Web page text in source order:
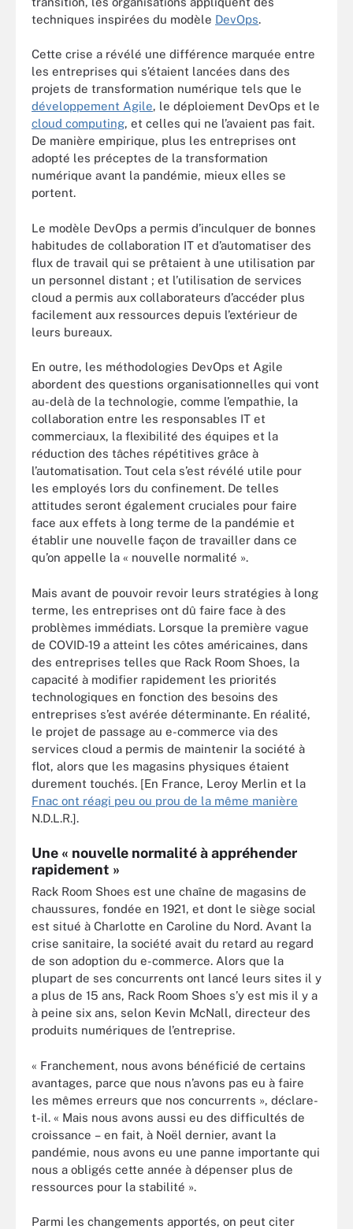
techniques inspirées du modèle DevOps.
Cette crise a révélé une différence marquée entre
les entreprises qui s’étaient lancées dans des
projets de transformation numérique tels que le
développement Agile, le déploiement DevOps et le
cloud computing, et celles qui ne l’avaient pas fait.
De manière empirique, plus les entreprises ont
adopté les préceptes de la transformation
numérique avant la pandémie, mieux elles se
portent.
Le modèle DevOps a permis d’inculquer de bonnes
habitudes de collaboration IT et d’automatiser des
flux de travail qui se prêtaient à une utilisation par
un personnel distant ; et l’utilisation de services
cloud a permis aux collaborateurs d’accéder plus
facilement aux ressources depuis l’extérieur de
leurs bureaux.
En outre, les méthodologies DevOps et Agile
abordent des questions organisationnelles qui vont
au-delà de la technologie, comme l’empathie, la
collaboration entre les responsables IT et
commerciaux, la flexibilité des équipes et la
réduction des tâches répétitives grâce à
l’automatisation. Tout cela s’est révélé utile pour
les employés lors du confinement. De telles
attitudes seront également cruciales pour faire
face aux effets à long terme de la pandémie et
établir une nouvelle façon de travailler dans ce
qu’on appelle la « nouvelle normalité ».
Mais avant de pouvoir revoir leurs stratégies à long
terme, les entreprises ont dû faire face à des
problèmes immédiats. Lorsque la première vague
de COVID-19 a atteint les côtes américaines, dans
des entreprises telles que Rack Room Shoes, la
capacité à modifier rapidement les priorités
technologiques en fonction des besoins des
entreprises s’est avérée déterminante. En réalité,
le projet de passage au e-commerce via des
services cloud a permis de maintenir la société à
flot, alors que les magasins physiques étaient
durement touchés. [En France, Leroy Merlin et la
Fnac ont réagi peu ou prou de la même manière
N.D.L.R.].
Une « nouvelle normalité à appréhender
rapidement »
Rack Room Shoes est une chaîne de magasins de
chaussures, fondée en 1921, et dont le siège social
est situé à Charlotte en Caroline du Nord. Avant la
crise sanitaire, la société avait du retard au regard
de son adoption du e-commerce. Alors que la
plupart de ses concurrents ont lancé leurs sites il y
a plus de 15 ans, Rack Room Shoes s’y est mis il y a
à peine six ans, selon Kevin McNall, directeur des
produits numériques de l’entreprise.
« Franchement, nous avons bénéficié de certains
avantages, parce que nous n’avons pas eu à faire
les mêmes erreurs que nos concurrents », déclare-
t-il. « Mais nous avons aussi eu des difficultés de
croissance – en fait, à Noël dernier, avant la
pandémie, nous avons eu une panne importante qui
nous a obligés cette année à dépenser plus de
ressources pour la stabilité ».
Parmi les changements apportés, on peut citer